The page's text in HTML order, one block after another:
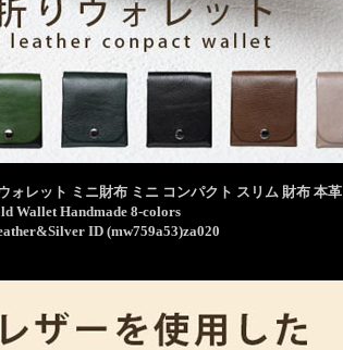
ォレット ミニ財布 ミニ コンパクト スリム 財布 本革
Wallet Handmade 8-colors
ID (mw759a53)za020